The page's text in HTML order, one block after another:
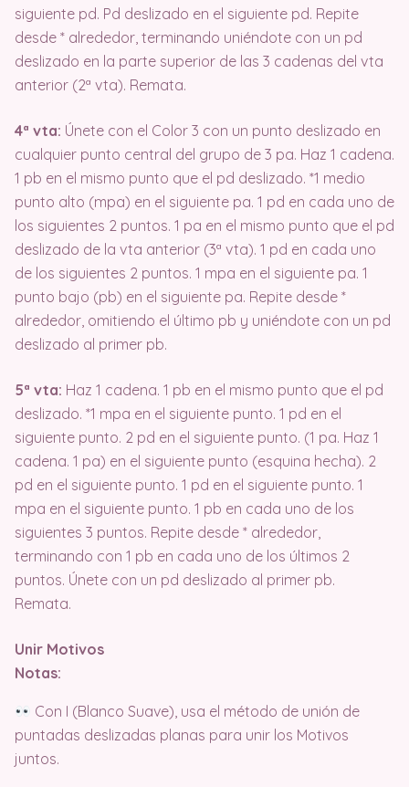
siguiente pd. Pd deslizado en el siguiente pd. Repite
desde * alrededor, terminando uniéndote con un pd
deslizado en la parte superior de las 3 cadenas del vta
anterior (2ª vta). Remata.
4ª vta: Únete con el Color 3 con un punto deslizado en
cualquier punto central del grupo de 3 pa. Haz 1 cadena.
1 pb en el mismo punto que el pd deslizado. *1 medio
punto alto (mpa) en el siguiente pa. 1 pd en cada uno de
los siguientes 2 puntos. 1 pa en el mismo punto que el pd
deslizado de la vta anterior (3ª vta). 1 pd en cada uno
de los siguientes 2 puntos. 1 mpa en el siguiente pa. 1
punto bajo (pb) en el siguiente pa. Repite desde *
alrededor, omitiendo el último pb y uniéndote con un pd
deslizado al primer pb.
5ª vta: Haz 1 cadena. 1 pb en el mismo punto que el pd
deslizado. *1 mpa en el siguiente punto. 1 pd en el
siguiente punto. 2 pd en el siguiente punto. (1 pa. Haz 1
cadena. 1 pa) en el siguiente punto (esquina hecha). 2
pd en el siguiente punto. 1 pd en el siguiente punto. 1
mpa en el siguiente punto. 1 pb en cada uno de los
siguientes 3 puntos. Repite desde * alrededor,
terminando con 1 pb en cada uno de los últimos 2
puntos. Únete con un pd deslizado al primer pb.
Remata.
Unir Motivos
Notas:
Con I (Blanco Suave), usa el método de unión de
puntadas deslizadas planas para unir los Motivos
juntos.